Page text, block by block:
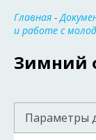
Главная -
и работе с
Зимний
Параметры